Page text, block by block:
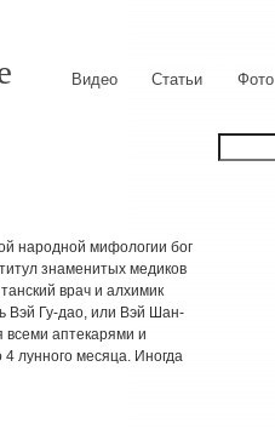
Видео Статьи Фото
народной мифологии бог
знаменитых медиков
врач и алхимик
Вэй Гу-дао, или Вэй Шан-
аптекарями и
лунного месяца. Иногда